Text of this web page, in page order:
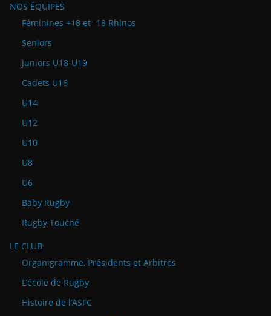
NOS ÉQUIPES
Féminines +18 et -18 Rhinos
Seniors
Juniors U18-U19
Cadets U16
U14
U12
U10
U8
U6
Baby Rugby
Rugby Touché
LE CLUB
Organigramme, Présidents et Arbitres
L’école de Rugby
Histoire de l’ASFC